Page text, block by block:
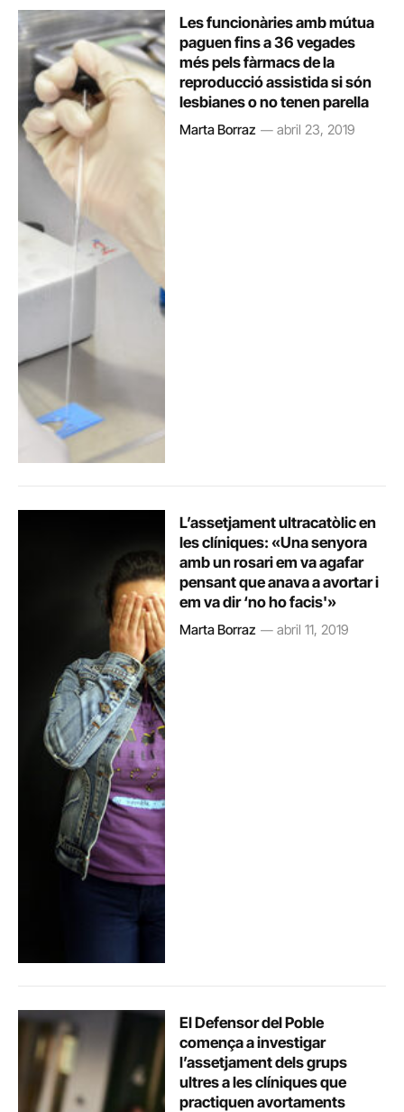
Les funcionàries amb mútua
paguen fins a 36 vegades
més pels fàrmacs de la
reproducció assistida si són
lesbianes o no tenen parella
Marta Borraz abril 23, 2019
L’assetjament ultracatòlic en
les clíniques: «Una senyora
amb un rosari em va agafar
pensant que anava a avortar i
em va dir ‘no ho facis'»
Marta Borraz abril 11, 2019
El Defensor del Poble
comença a investigar
l’assetjament dels grups
ultres a les clíniques que
practiquen avortaments